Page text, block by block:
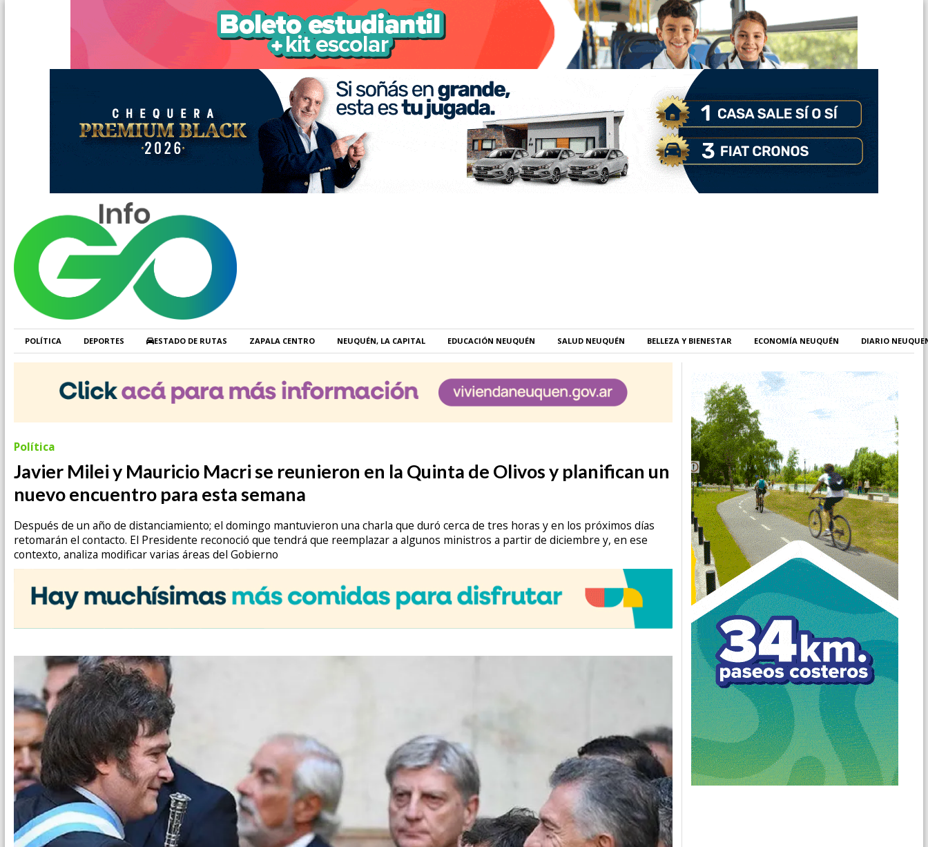
POLÍTICA DEPORTES ESTADO DE RUTAS ZAPALA CENTRO NEUQUÉN, LA CAPITAL EDUCACIÓN NEUQUÉN SALUD NEUQUÉN BELLEZA Y BIENESTAR ECONOMÍA NEUQUÉN DIARIO
Javier Milei y Mauricio Macri se reunieron en la Quinta de Olivos y planifican un
nuevo encuentro para esta semana
Después de un año de distanciamiento; el domingo mantuvieron una charla que duró cerca de tres horas y en los próximos días
retomarán el contacto. El Presidente reconoció que tendrá que reemplazar a algunos ministros a partir de diciembre y, en ese
contexto, analiza modificar varias áreas del Gobierno
Política